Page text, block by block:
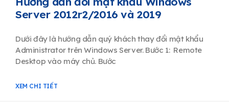
Server 2012r2/2016 và 2019
Dưới đây là hướng dẫn quý khách thay đổi mật khẩu
Administrator trên Windows Server. Bước 1: Remote
Desktop vào máy chủ. Bước
XEM CHI TIẾT